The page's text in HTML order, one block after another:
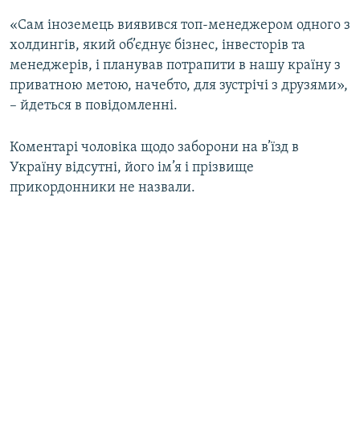
«Сам іноземець виявився топ-менеджером одного з
холдингів, який об’єднує бізнес, інвесторів та
менеджерів, і планував потрапити в нашу країну з
приватною метою, начебто, для зустрічі з друзями»,
– йдеться в повідомленні.
Коментарі чоловіка щодо заборони на в’їзд в
Україну відсутні, його ім’я і прізвище
прикордонники не назвали.